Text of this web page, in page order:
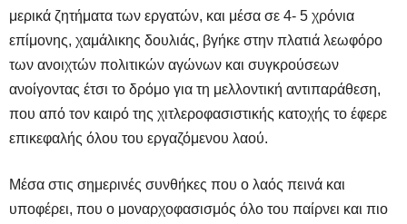
μερικά ζητήματα των εργατών, και μέσα σε 4- 5 χρόνια
επίμονης, χαμάλικης δουλιάς, βγήκε στην πλατιά λεωφόρο
των ανοιχτών πολιτικών αγώνων και συγκρούσεων
ανοίγοντας έτσι το δρόμο για τη μελλοντική αντιπαράθεση,
που από τον καιρό της χιτλεροφασιστικής κατοχής το έφερε
επικεφαλής όλου του εργαζόμενου λαού.
Μέσα στις σημερινές συνθήκες που ο λαός πεινά και
υποφέρει, που ο μοναρχοφασισμός όλο του παίρνει και πιο